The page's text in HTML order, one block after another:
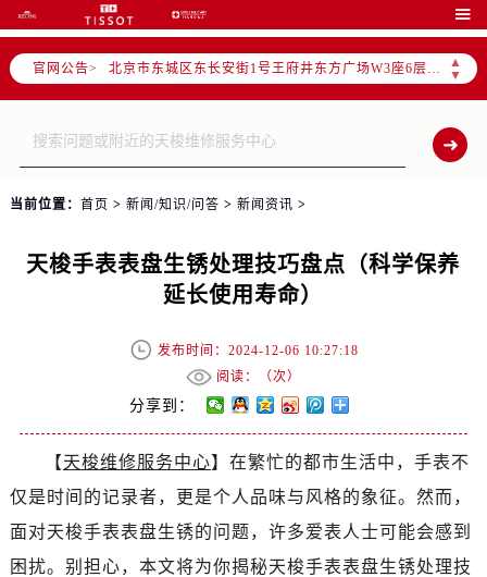

官网公告>
▲
▼
北京市朝阳区建国门外大街甲6号华熙国际中心D座11层1102室售后服务中心（需提前预约）
北京市东城区东长安街1号王府井东方广场W3座6层602室售后服务中心（需提前预约）
节假日正常营业！
当前位置： 首页 > 新闻/知识/问答 > 新闻资讯 >
天梭手表表盘生锈处理技巧盘点（科学保养
延长使用寿命）
发布时间：2024-12-06 10:27:18
阅读：（次）
分享到：
【天梭维修服务中心】在繁忙的都市生活中，手表不
仅是时间的记录者，更是个人品味与风格的象征。然而，
面对天梭手表表盘生锈的问题，许多爱表人士可能会感到
困扰。别担心，本文将为你揭秘天梭手表表盘生锈处理技